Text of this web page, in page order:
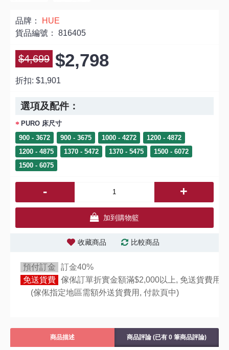
品牌：
HUE
貨品編號： 816405
$4,699 $2,798
折扣: $1,901
選項及配件：
PURO 床尺寸
900 - 3672
900 - 3675 1000 - 4272
1200 - 4872
1200 - 4875
1370 - 5472 1370 - 5475
1500 - 6072
1500 - 6075
- +
加到購物籃
收藏商品 比較商品
預付訂金
訂金40%
免送貨費 傢俬訂單折實金額滿$2,000以上, 免送貨費用,
(傢俬指定地區需額外送貨費用, 付款頁中)
商品描述 商品評論 (已有 0 筆商品評論)